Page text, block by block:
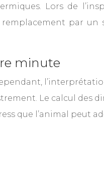
Lors de
remplacement par un
minute
Le calcul des
que l’animal peut